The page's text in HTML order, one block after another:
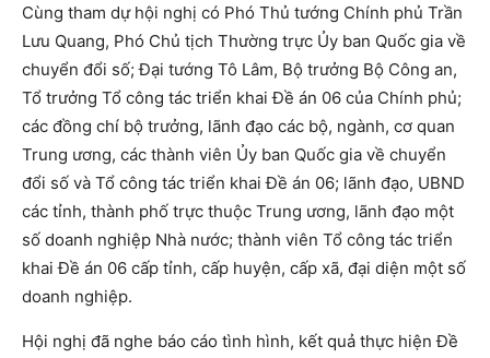
Cùng tham dự hội nghị có Phó Thủ tướng Chính phủ Trần
Lưu Quang, Phó Chủ tịch Thường trực Ủy ban Quốc gia về
chuyển đổi số; Đại tướng Tô Lâm, Bộ trưởng Bộ Công an,
Tổ trưởng Tổ công tác triển khai Đề án 06 của Chính phủ;
các đồng chí bộ trưởng, lãnh đạo các bộ, ngành, cơ quan
Trung ương, các thành viên Ủy ban Quốc gia về chuyển
đổi số và Tổ công tác triển khai Đề án 06; lãnh đạo, UBND
các tỉnh, thành phố trực thuộc Trung ương, lãnh đạo một
số doanh nghiệp Nhà nước; thành viên Tổ công tác triển
khai Đề án 06 cấp tỉnh, cấp huyện, cấp xã, đại diện một số
doanh nghiệp.
Hội nghị đã nghe báo cáo tình hình, kết quả thực hiện Đề